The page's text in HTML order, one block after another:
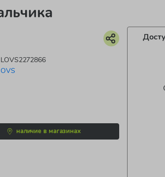
LOVS2272866
OVS
наличие в магазинах